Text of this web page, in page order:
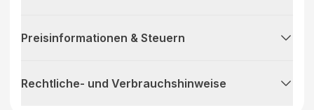
Preisinformationen & Steuern
Rechtliche- und Verbrauchshinweise